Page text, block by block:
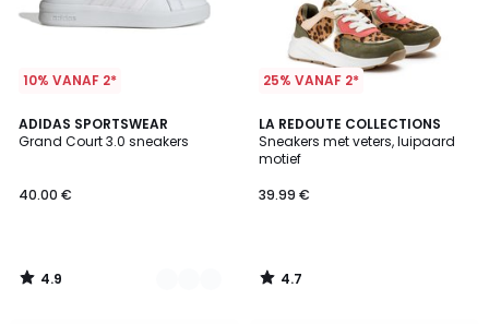
10% VANAF 2*
ADIDAS SPORTSWEAR
Grand Court 3.0 sneakers
40.00 €
4.9
/ 5
4
Kleuren
4.9
/
25% VANAF 2*
LA REDOUTE COLLECTIONS
Sneakers met veters, luipaard
motief
39.99 €
4.7
/ 5
4.7
/